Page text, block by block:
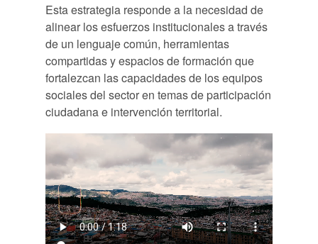
Esta estrategia responde a la necesidad de
alinear los esfuerzos institucionales a través
de un lenguaje común, herramientas
compartidas y espacios de formación que
fortalezcan las capacidades de los equipos
sociales del sector en temas de participación
ciudadana e intervención territorial.